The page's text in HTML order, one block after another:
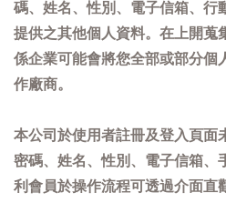
碼、姓名、性別、電子信箱、行
提供之其他個人資料。在上開蒐
係企業可能會將您全部或部分個
作廠商。
本公司於使用者註冊及登入頁面
密碼、姓名、性別、電子信箱、
利會員於操作流程可透過介面直